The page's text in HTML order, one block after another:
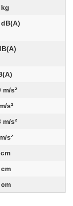
dB(A)
m/s²
s²
m/s²
s²
cm